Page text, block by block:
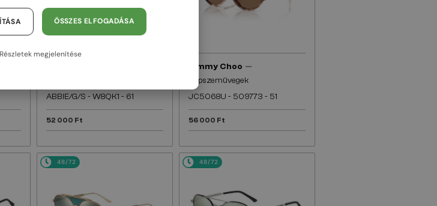
ABBIE/G/S - W8QK1 - 61
52 000 Ft
Jimmy Choo —
Napszemüvegek
JC5068U - 509773 - 51
56 000 Ft
48/72 48/72
ÖSSZES ELFOGADÁSA
Részletek megjelenítése